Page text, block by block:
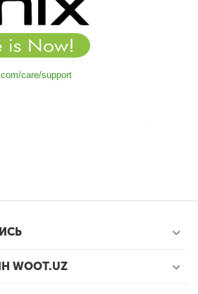
care/support
они могли бросить вызов нормам и
WOOT.UZ